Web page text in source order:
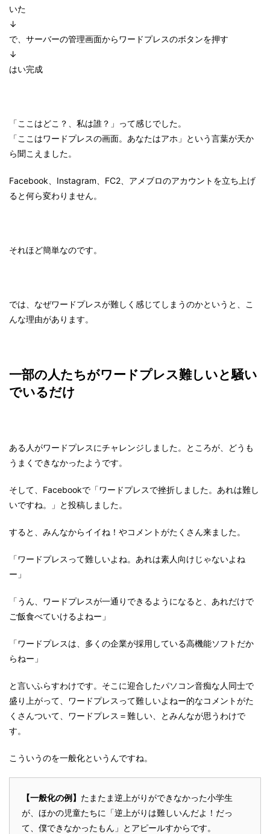
いた
↓
で、サーバーの管理画面からワードプレスのボタンを押す
↓
はい完成
「ここはどこ？、私は誰？」って感じでした。
「ここはワードプレスの画面。あなたはアホ」という言葉が天か
ら聞こえました。
Facebook、Instagram、FC2、アメブロのアカウントを立ち上げ
ると何ら変わりません。
それほど簡単なのです。
では、なぜワードプレスが難しく感じてしまうのかというと、こ
んな理由があります。
一部の人たちがワードプレス難しいと騒い
でいるだけ
ある人がワードプレスにチャレンジしました。ところが、どうも
うまくできなかったようです。
そして、Facebookで「ワードプレスで挫折しました。あれは難し
いですね。」と投稿しました。
すると、みんなからイイね！やコメントがたくさん来ました。
「ワードプレスって難しいよね。あれは素人向けじゃないよね
ー」
「うん、ワードプレスが一通りできるようになると、あれだけで
ご飯食べていけるよねー」
「ワードプレスは、多くの企業が採用している高機能ソフトだか
らねー」
と言いふらすわけです。そこに迎合したパソコン音痴な人同士で
盛り上がって、ワードプレスって難しいよねー的なコメントがた
くさんついて、ワードプレス＝難しい、とみんなが思うわけで
す。
こういうのを一般化というんですね。
【一般化の例】 たまたま逆上がりができなかった小学生
が、ほかの児童たちに「逆上がりは難しいんだよ！だっ
て、僕できなかったもん」とアピールすからです。